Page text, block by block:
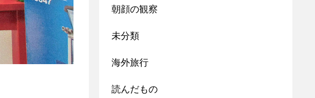
朝顔の観察
未分類
海外旅行
読んだもの